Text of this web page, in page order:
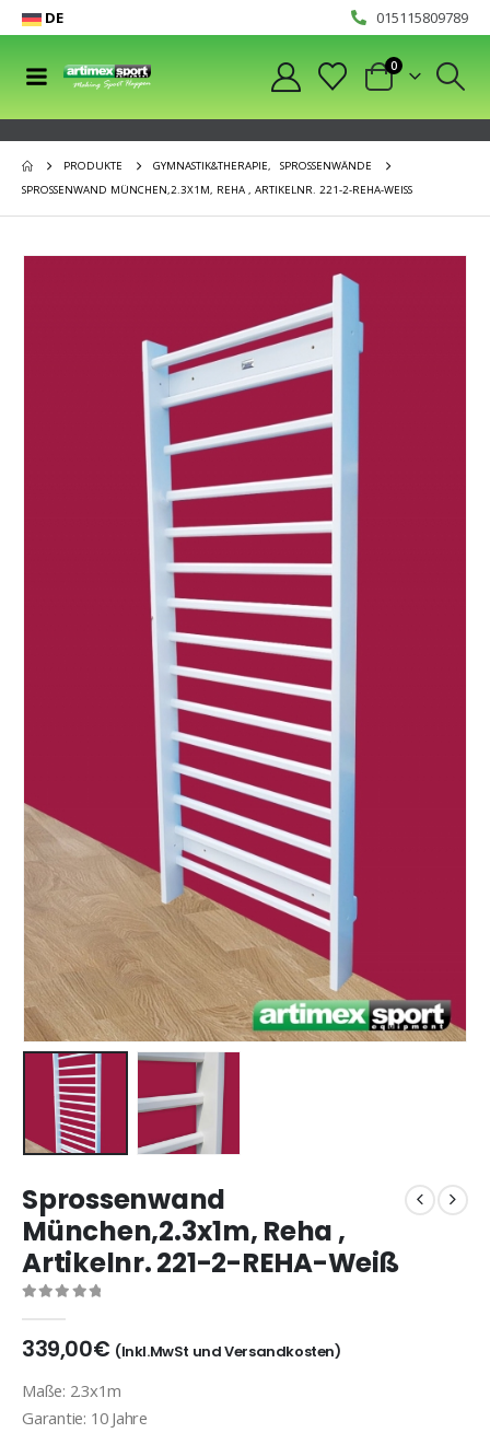
DE 015115809789
0
PRODUKTE GYMNASTIK&THERAPIE,
SPROSSENWÄNDE
SPROSSENWAND MÜNCHEN,2.3X1M, REHA , ARTIKELNR. 221-2-REHA-WEISS
Sprossenwand
München,2.3x1m, Reha ,
Artikelnr. 221-2-REHA-Weiß
339,00€ (Inkl.MwSt und Versandkosten)
Maße: 2.3x1m
Garantie: 10 Jahre